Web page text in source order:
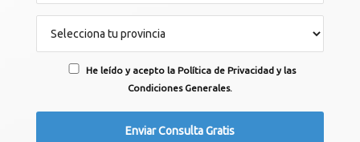
He leído y acepto la Política de Privacidad y las
Condiciones Generales.